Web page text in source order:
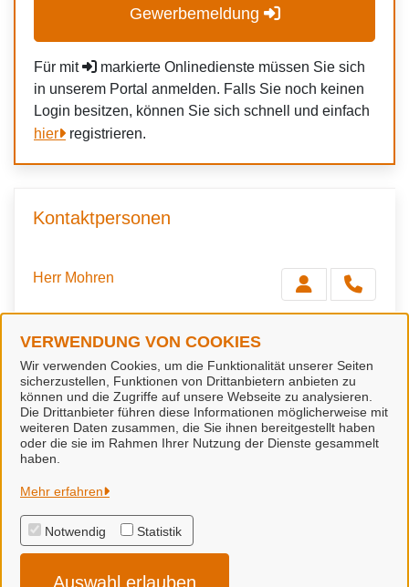
VERWENDUNG VON COOKIES
Wir verwenden Cookies, um die Funktionalität unserer Seiten
sicherzustellen, Funktionen von Drittanbietern anbieten zu
können und die Zugriffe auf unsere Webseite zu analysieren.
Die Drittanbieter führen diese Informationen möglicherweise mit
weiteren Daten zusammen, die Sie ihnen bereitgestellt haben
oder die sie im Rahmen Ihrer Nutzung der Dienste gesammelt
haben.
Mehr erfahren
Notwendig Statistik
Auswahl erlauben
Gewerbemeldung
Für mit
markierte Onlinedienste müssen Sie sich
in unserem Portal anmelden. Falls Sie noch keinen
Login besitzen, können Sie sich schnell und einfach
hier
registrieren.
Kontaktpersonen
Herr Mohren
Herr Schüler
Stadt Haselünne
Alle Rechte vorbehalten